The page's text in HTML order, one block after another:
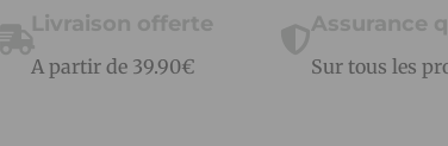
Livraison offerte
A partir de 39.90€
Assurance
Sur tous les